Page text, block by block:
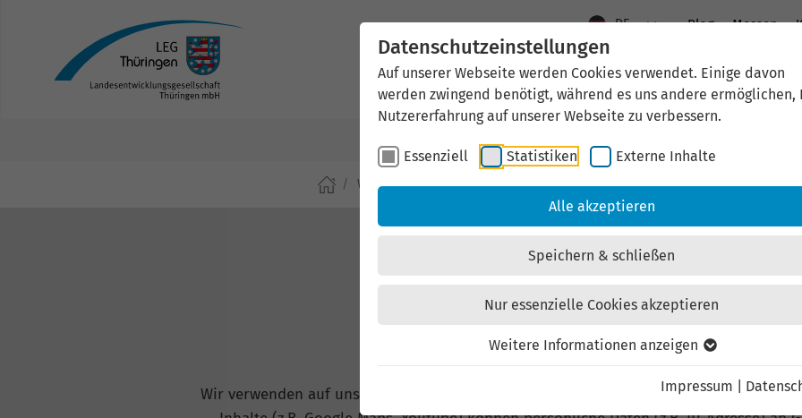
Datenschutzeinstellungen
Auf unserer Webseite werden Cookies verwendet. Einige davon
werden zwingend benötigt, während es uns andere ermöglichen,
Nutzererfahrung auf unserer Webseite zu verbessern.
Essenziell Statistiken Externe Inhalte
Alle akzeptieren
Speichern & schließen
Nur essenzielle Cookies akzeptieren
Weitere Informationen anzeigen
Impressum
DE Blog Messen
Aktuelles Standort Thüringen
Wirtschaftsförderung Investieren & Ansiedeln Unternehmen &
Externen Inhalt laden
Wir verwenden auf unserer Website externe Inhalte, um Ihnen zusätzliche